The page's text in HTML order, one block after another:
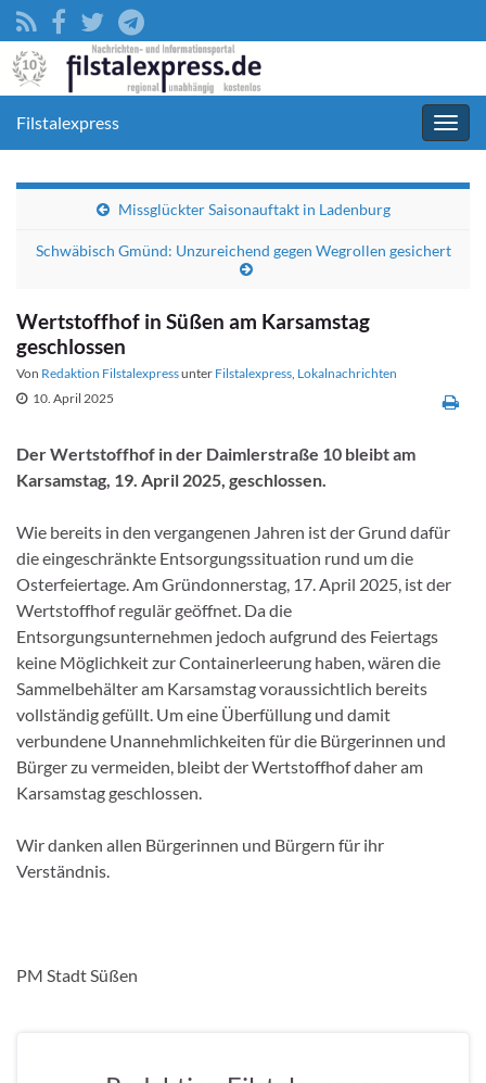
Filstalexpress
Missglückter Saisonauftakt in Ladenburg
Schwäbisch Gmünd: Unzureichend gegen Wegrollen gesichert
Wertstoffhof in Süßen am Karsamstag
geschlossen
Von Redaktion Filstalexpressunter Filstalexpress, Lokalnachrichten
10. April 2025
Der Wertstoffhof in der Daimlerstraße 10 bleibt am
Karsamstag, 19. April 2025, geschlossen.
Wie bereits in den vergangenen Jahren ist der Grund dafür
die eingeschränkte Entsorgungssituation rund um die
Osterfeiertage. Am Gründonnerstag, 17. April 2025, ist der
Wertstoffhof regulär geöffnet. Da die
Entsorgungsunternehmen jedoch aufgrund des Feiertags
keine Möglichkeit zur Containerleerung haben, wären die
Sammelbehälter am Karsamstag voraussichtlich bereits
vollständig gefüllt. Um eine Überfüllung und damit
verbundene Unannehmlichkeiten für die Bürgerinnen und
Bürger zu vermeiden, bleibt der Wertstoffhof daher am
Karsamstag geschlossen.
Wir danken allen Bürgerinnen und Bürgern für ihr
Verständnis.
PM Stadt Süßen